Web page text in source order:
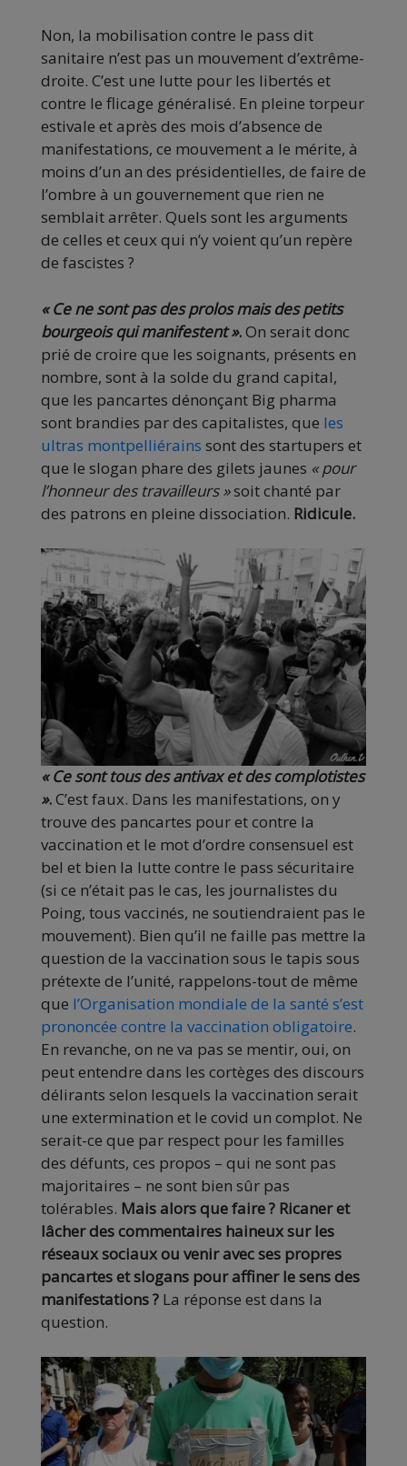
Non, la mobilisation contre le pass dit
sanitaire n’est pas un mouvement d’extrême-
droite. C’est une lutte pour les libertés et
contre le flicage généralisé. En pleine torpeur
estivale et après des mois d’absence de
manifestations, ce mouvement a le mérite, à
moins d’un an des présidentielles, de faire de
l’ombre à un gouvernement que rien ne
semblait arrêter. Quels sont les arguments
de celles et ceux qui n’y voient qu’un repère
de fascistes ?
« Ce ne sont pas des prolos mais des petits
bourgeois qui manifestent ».On serait donc
prié de croire que les soignants, présents en
nombre, sont à la solde du grand capital,
que les pancartes dénonçant Big pharma
sont brandies par des capitalistes, que les
ultras montpelliérains sont des startupers et
que le slogan phare des gilets jaunes « pour
l’honneur des travailleurs »soit chanté par
des patrons en pleine dissociation. Ridicule.
« Ce sont tous des antivax et des complotistes
».C’est faux. Dans les manifestations, on y
trouve des pancartes pour et contre la
vaccination et le mot d’ordre consensuel est
bel et bien la lutte contre le pass sécuritaire
(si ce n’était pas le cas, les journalistes du
Poing, tous vaccinés, ne soutiendraient pas le
mouvement). Bien qu’il ne faille pas mettre la
question de la vaccination sous le tapis sous
prétexte de l’unité, rappelons-tout de même
que l’Organisation mondiale de la santé s’est
prononcée contre la vaccination obligatoire.
En revanche, on ne va pas se mentir, oui, on
peut entendre dans les cortèges des discours
délirants selon lesquels la vaccination serait
une extermination et le covid un complot. Ne
serait-ce que par respect pour les familles
des défunts, ces propos – qui ne sont pas
majoritaires – ne sont bien sûr pas
tolérables. Mais alors que faire ? Ricaner et
lâcher des commentaires haineux sur les
réseaux sociaux ou venir avec ses propres
pancartes et slogans pour affiner le sens des
manifestations ? La réponse est dans la
question.